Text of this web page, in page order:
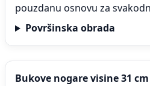
pouzdanu osnovu za
Površinska obrada
Bukove nogare visine 31 cm